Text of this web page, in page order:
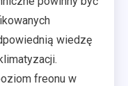
wiedzę
freonu w